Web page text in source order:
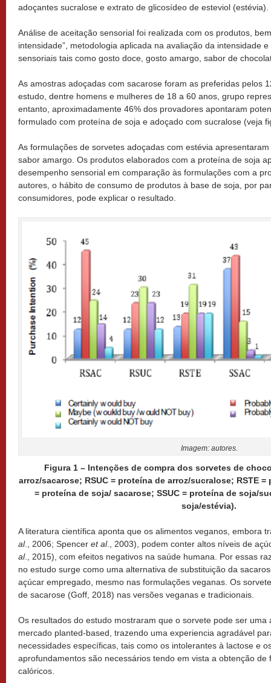
adoçantes sucralose e extrato de glicosídeo de esteviol (estévia).
Análise de aceitação sensorial foi realizada com os produtos,
intensidade”, metodologia aplicada na avaliação da intensidade
sensoriais tais como gosto doce, gosto amargo, sabor de
As amostras adoçadas com sacarose foram as preferidas pelos
estudo, dentre homens e mulheres de 18 a 60 anos, grupo
entanto, aproximadamente 46% dos provadores apontaram
formulado com proteína de soja e adoçado com sucralose (veja
As formulações de sorvetes adoçadas com estévia
sabor amargo. Os produtos elaborados com a proteína de soja
desempenho sensorial em comparação às formulações com a
autores, o hábito de consumo de produtos à base de soja, por
consumidores, pode explicar o resultado.
Imagem: autores.
Figura 1 – Intenções de compra dos sorvetes de
arroz/sacarose; RSUC = proteína de arroz/sucralose; RSTE
= proteína de soja/ sacarose; SSUC = proteína de soja/
soja/estévia).
A literatura científica aponta que os alimentos veganos, embora
al., 2006; Spencer et al., 2003), podem conter altos níveis de
al., 2015), com efeitos negativos na saúde humana. Por essas
no estudo surge como uma alternativa de substituição da
açúcar empregado, mesmo nas formulações veganas. Os
de sacarose (Goff, 2018) nas versões veganas e tradicionais.
Os resultados do estudo mostraram que o sorvete pode ser uma
mercado planted-based, trazendo uma experiencia agradável
necessidades específicas, tais como os intolerantes à lactose e
aprofundamentos são necessários tendo em vista a obtenção
calóricos.